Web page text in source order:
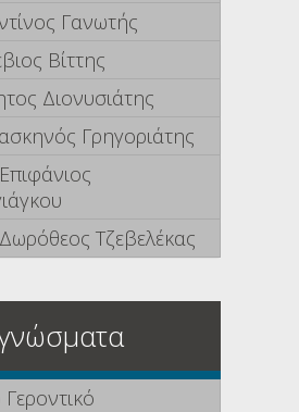
Γανωτής
Βίττης
Διονυσιάτης
Γρηγοριάτης
Τζεβελέκας